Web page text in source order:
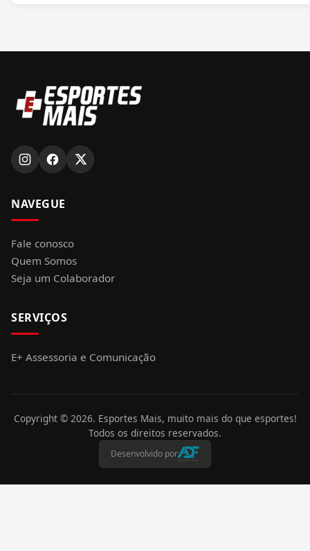
NAVEGUE
Fale conosco
Quem Somos
Seja um Colaborador
SERVIÇOS
E+ Assessoria e Comunicação
Copyright © 2026. Esportes Mais, muito mais do que esportes!
Todos os direitos reservados.
Desenvolvido por